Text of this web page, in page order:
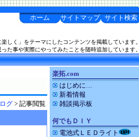
ホーム サイトマップ サイト検索
しく」をテーマにしたコンテンツを掲載しています。
た事や実際にやってみたことを随時追加しています。
グ > 記事閲覧
楽拓.com
はじめに…
新着情報
雑談掲示板
何でもＤＩＹ
電池式ＬＥＤライト